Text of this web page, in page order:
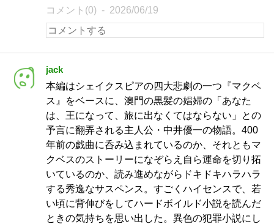
コメント(0) 2026/06/19
jack
本編はシェイクスピアの四大悲劇の一つ『マクベ
ス』をベースに、澳門の黒髪の娼婦の「あなた
は、王になって、旅に出なくてはならない」との
予言に翻弄される主人公・中井優一の物語。400
年前の戯曲に呑み込まれているのか、それともマ
クベスのストーリーになぞらえ自ら運命を切り拓
いているのか、読み進めながらドキドキハラハラ
する秀逸なサスペンス。すごくハイセンスで、若
い頃に背伸びをしてハードボイルド小説を読んだ
ときの気持ちを思い出した。異色の犯罪小説にし